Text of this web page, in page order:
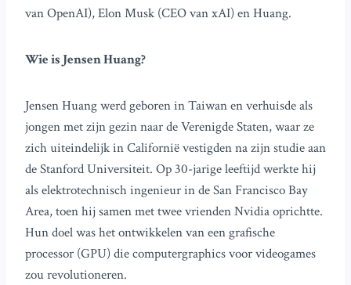
van OpenAI), Elon Musk (CEO van xAI) en Huang.
Wie is Jensen Huang?
Jensen Huang werd geboren in Taiwan en verhuisde als
jongen met zijn gezin naar de Verenigde Staten, waar ze
zich uiteindelijk in Californië vestigden na zijn studie aan
de Stanford Universiteit. Op 30-jarige leeftijd werkte hij
als elektrotechnisch ingenieur in de San Francisco Bay
Area, toen hij samen met twee vrienden Nvidia oprichtte.
Hun doel was het ontwikkelen van een grafische
processor (GPU) die computergraphics voor videogames
zou revolutioneren.